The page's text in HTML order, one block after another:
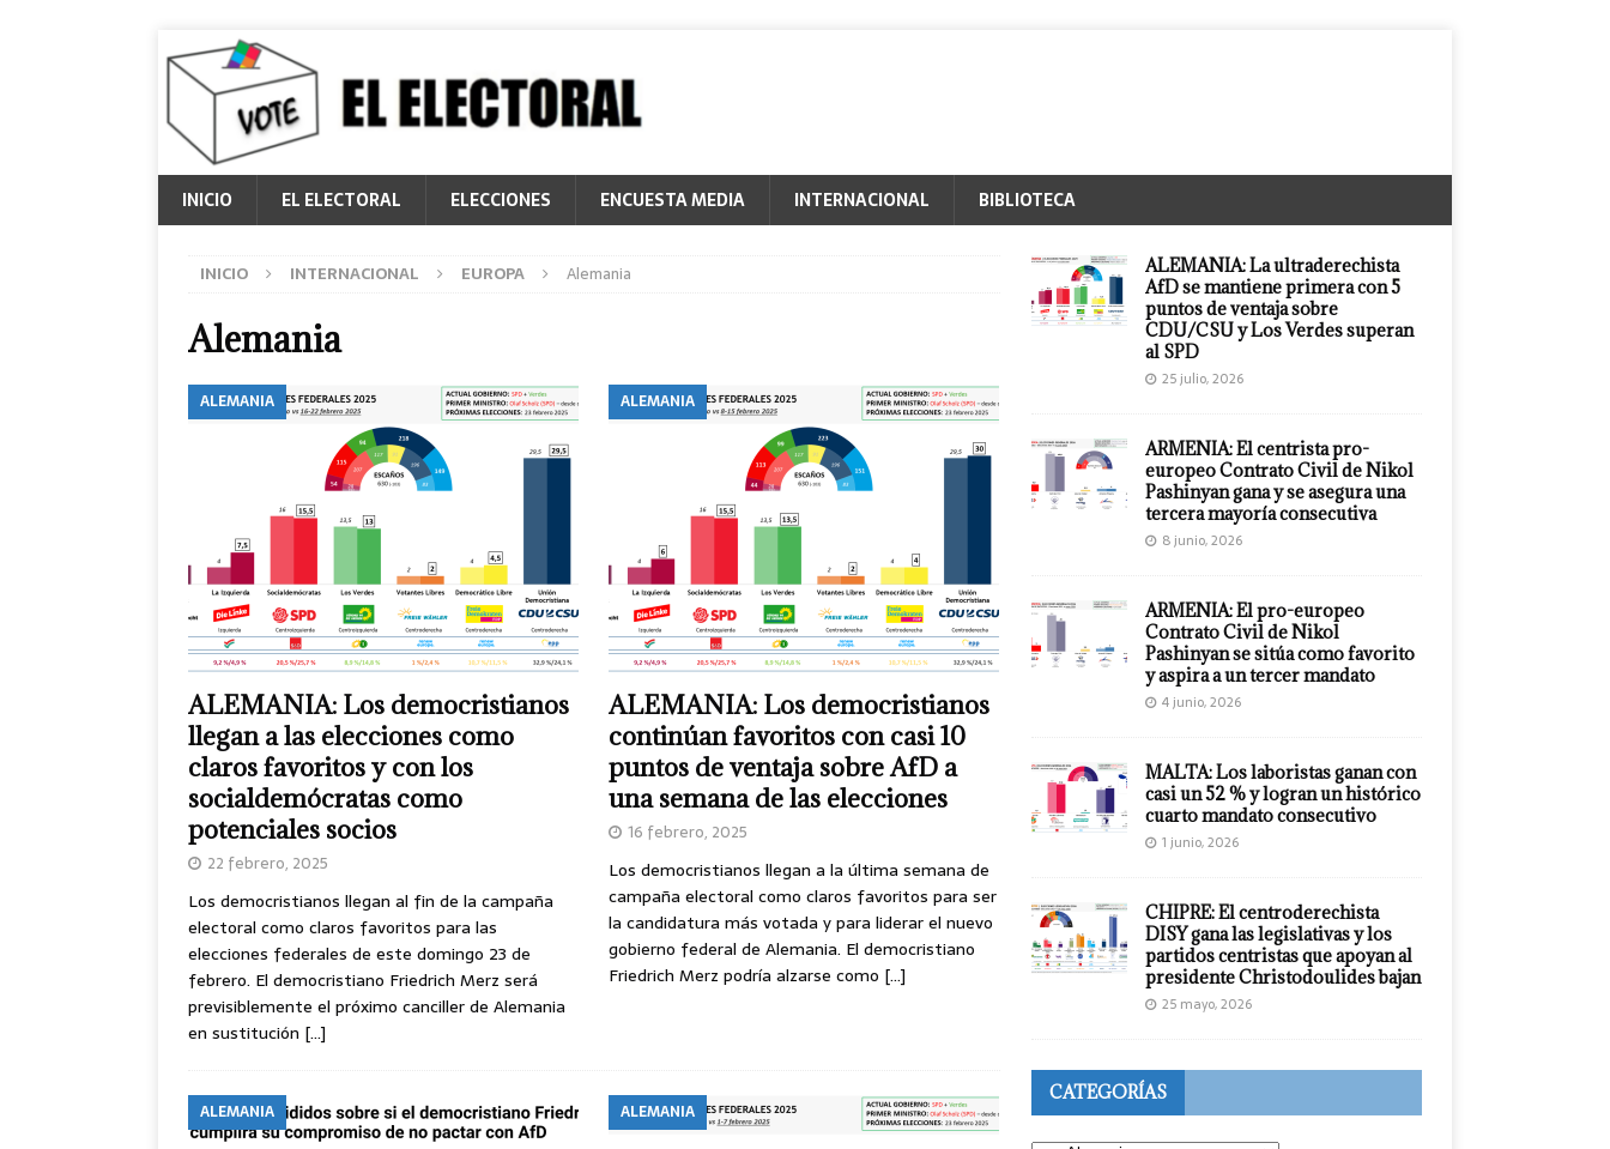
INICIO EL ELECTORAL ELECCIONES ENCUESTA MEDIA INTERNACIONAL BIBLIOTECA
INICIO INTERNACIONAL EUROPA Alemania
Alemania
ALEMANIA
ALEMANIA: Los democristianos
llegan a las elecciones como
claros favoritos y con los
socialdemócratas como
potenciales socios
22 febrero, 2025
Los democristianos llegan al fin de la campaña
electoral como claros favoritos para las
elecciones federales de este domingo 23 de
febrero. El democristiano Friedrich Merz será
previsiblemente el próximo canciller de Alemania
en sustitución […]
ALEMANIA
ALEMANIA: Los democristianos
continúan favoritos con casi 10
puntos de ventaja sobre AfD a
una semana de las elecciones
16 febrero, 2025
Los democristianos llegan a la última semana de
campaña electoral como claros favoritos para ser
la candidatura más votada y para liderar el nuevo
gobierno federal de Alemania. El democristiano
Friedrich Merz podría alzarse como […]
ALEMANIA ALEMANIA
ALEMANIA: La ultraderechista
AfD se mantiene primera con 5
puntos de ventaja sobre
CDU/CSU y Los Verdes superan
al SPD
25 julio, 2026
ARMENIA: El centrista pro-
europeo Contrato Civil de Nikol
Pashinyan gana y se asegura una
tercera mayoría consecutiva
8 junio, 2026
ARMENIA: El pro-europeo
Contrato Civil de Nikol
Pashinyan se sitúa como favorito
y aspira a un tercer mandato
4 junio, 2026
MALTA: Los laboristas ganan con
casi un 52 % y logran un histórico
cuarto mandato consecutivo
1 junio, 2026
CHIPRE: El centroderechista
DISY gana las legislativas y los
partidos centristas que apoyan al
presidente Christodoulides bajan
25 mayo, 2026
CATEGORÍAS